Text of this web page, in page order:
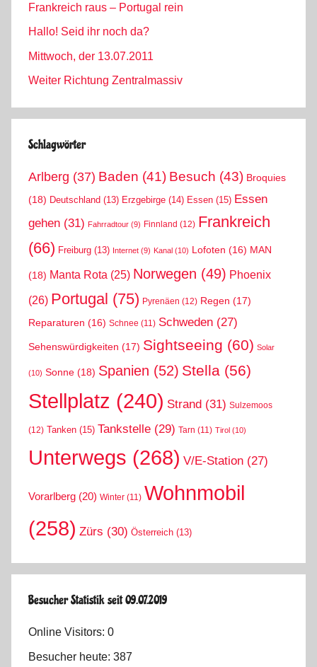
Frankreich raus – Portugal rein
Hallo! Seid ihr noch da?
Mittwoch, der 13.07.2011
Weiter Richtung Zentralmassiv
Schlagwörter
Arlberg (37) Baden (41) Besuch (43) Broquies
(18) Deutschland (13) Erzgebirge (14) Essen (15) Essen
gehen (31) Fahrradtour (9) Finnland (12) Frankreich
(66) Freiburg (13) Internet (9) Kanal (10) Lofoten (16) MAN
(18) Manta Rota (25) Norwegen (49) Phoenix
(26) Portugal (75) Pyrenäen (12) Regen (17)
Reparaturen (16) Schnee (11) Schweden (27)
Sehenswürdigkeiten (17) Sightseeing (60) Solar
(10) Sonne (18) Spanien (52) Stella (56)
Stellplatz (240) Strand (31) Sulzemoos
(12) Tanken (15) Tankstelle (29) Tarn (11) Tirol (10)
Unterwegs (268) V/E-Station (27)
Vorarlberg (20) Winter (11) Wohnmobil
(258) Zürs (30) Österreich (13)
Besucher Statistik seit 09.07.2019
Online Visitors: 0
Besucher heute: 387